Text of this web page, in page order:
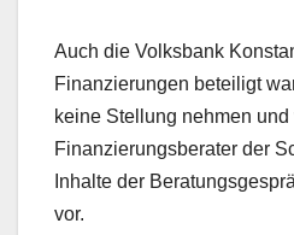
Auch die Volksbank
Finanzierungen beteiligt
keine Stellung nehmen
Finanzierungsberater der
Inhalte der
vor.